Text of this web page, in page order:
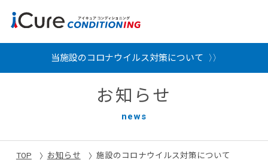
当施設のコロナウイルス対策について
お知らせ
news
TOP お知らせ 施設のコロナウイルス対策について